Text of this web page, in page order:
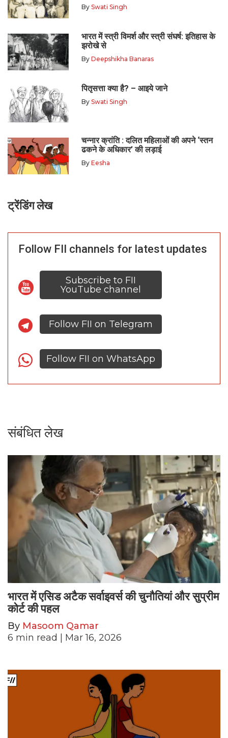
By Swati Singh
भारत में स्त्री विमर्श और स्त्री संघर्ष: इतिहास के
झरोखे से
By Deepshikha Banaras
पितृसत्ता क्या है? – आइये जाने
By Swati Singh
चन्नार क्रांति : दलित महिलाओं की अपने ‘स्तन
ढकने के अधिकार’ की लड़ाई
By Eesha
ट्रेंडिंग लेख
Follow FII channels for latest updates
Subscribe to FII
YouTube channel
Follow FII on Telegram
Follow FII on WhatsApp
संबंधित लेख
भारत में एसिड अटैक सर्वाइवर्स की चुनौतियां और सुप्रीम
कोर्ट की पहल
By Masoom Qamar
6 min read | Mar 16, 2026